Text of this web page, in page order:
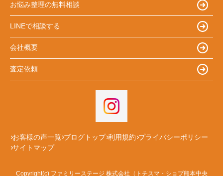
お悩み整理の無料相談
LINEで相談する
会社概要
査定依頼
お客様の声一覧 ブログトップ 利用規約 プライバシーポリシー
サイトマップ
Copyright(c) ファミリーステージ 株式会社（トチスマ・ショプ熊本中央